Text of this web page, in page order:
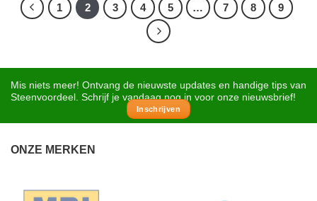
1 2 3 4 5 … 7 8 9
Mis niets meer! Ontvang de nieuwste updates en handige tips van
Steenvoordeel. Schrijf je vandaag nog in voor onze nieuwsbrief!
Inschrijven
ONZE MERKEN